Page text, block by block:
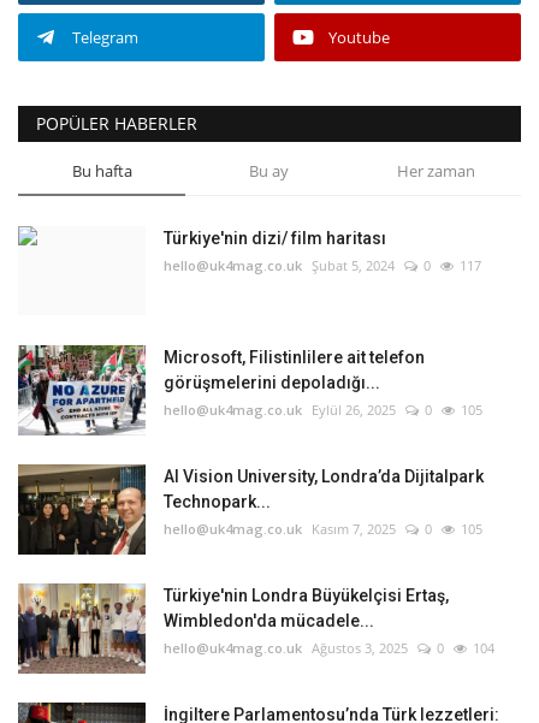
Telegram Youtube
POPÜLER HABERLER
Bu hafta Bu ay Her zaman
Türkiye'nin dizi/ film haritası
hello@uk4mag.co.uk Şubat 5, 2024 0 117
Microsoft, Filistinlilere ait telefon
görüşmelerini depoladığı...
hello@uk4mag.co.uk Eylül 26, 2025 0 105
AI Vision University, Londra’da Dijitalpark
Technopark...
hello@uk4mag.co.uk Kasım 7, 2025 0 105
Türkiye'nin Londra Büyükelçisi Ertaş,
Wimbledon'da mücadele...
hello@uk4mag.co.uk Ağustos 3, 2025 0 104
İngiltere Parlamentosu’nda Türk lezzetleri: